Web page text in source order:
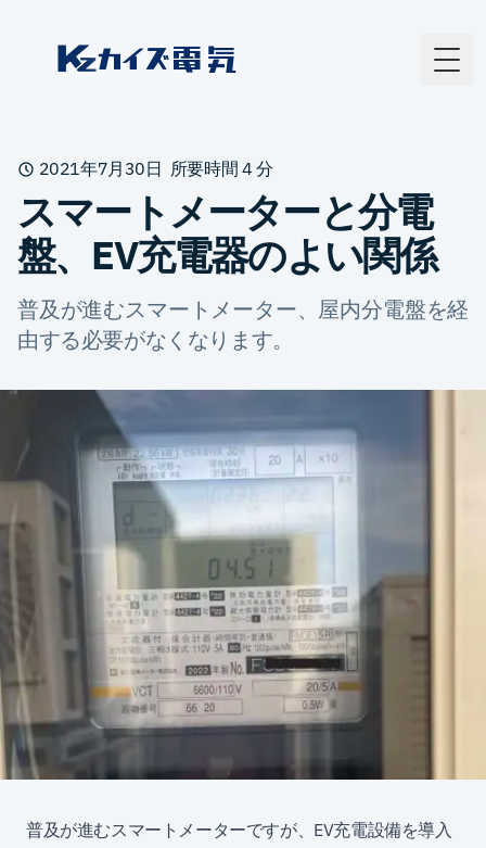
カイズ電気
2021年7月30日 所要時間 4 分
スマートメーターと分電
盤、EV充電器のよい関係
普及が進むスマートメーター、屋内分電盤を経
由する必要がなくなります。
普及が進むスマートメーターですが、EV充電設備を導入